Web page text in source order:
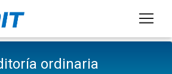
ordinaria